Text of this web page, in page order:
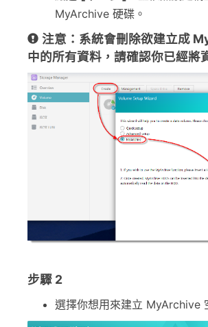
MyArchive 硬碟。
注意：系統會刪除欲建立成
中的所有資料，請確認你已經將
步驟 2
選擇你想用來建立 MyArchive